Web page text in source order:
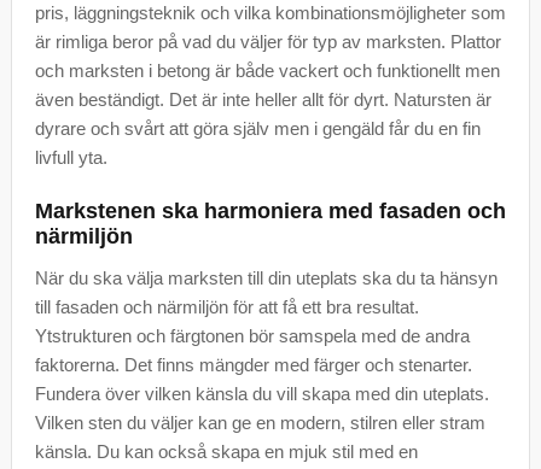
pris, läggningsteknik och vilka kombinationsmöjligheter som
är rimliga beror på vad du väljer för typ av marksten. Plattor
och marksten i betong är både vackert och funktionellt men
även beständigt. Det är inte heller allt för dyrt. Natursten är
dyrare och svårt att göra själv men i gengäld får du en fin
livfull yta.
Markstenen ska harmoniera med fasaden och
närmiljön
När du ska välja marksten till din uteplats ska du ta hänsyn
till fasaden och närmiljön för att få ett bra resultat.
Ytstrukturen och färgtonen bör samspela med de andra
faktorerna. Det finns mängder med färger och stenarter.
Fundera över vilken känsla du vill skapa med din uteplats.
Vilken sten du väljer kan ge en modern, stilren eller stram
känsla. Du kan också skapa en mjuk stil med en